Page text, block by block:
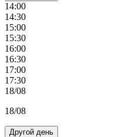
14:00
14:30
15:00
15:30
16:00
16:30
17:00
17:30
18/08
18/08
Другой день